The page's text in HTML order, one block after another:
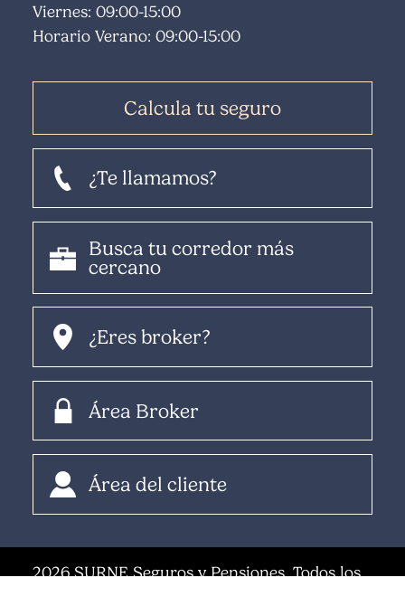
Viernes: 09:00-15:00
Horario Verano: 09:00-15:00
Calcula tu seguro
¿Te llamamos?
Busca tu corredor más
cercano
¿Eres broker?
Área Broker
Área del cliente
2026 SURNE Seguros y Pensiones. Todos los